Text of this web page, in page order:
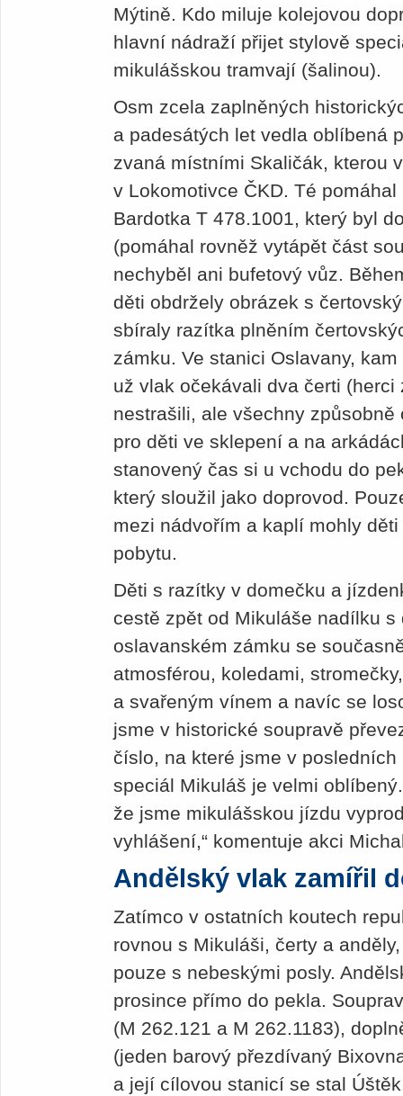
Mýtině. Kdo miluje kolejovou
hlavní nádraží přijet stylově
mikulášskou tramvají (šalinou).
Osm zcela zaplněných
a padesátých let vedla oblíbená
zvaná místními Skaličák, kterou
v Lokomotivce ČKD. Té
Bardotka T 478.1001, který byl
(pomáhal rovněž vytápět část
nechyběl ani bufetový vůz.
děti obdržely obrázek s
sbíraly razítka plněním
zámku. Ve stanici Oslavany,
už vlak očekávali dva čerti
nestrašili, ale všechny
pro děti ve sklepení a na
stanovený čas si u vchodu do
který sloužil jako doprovod.
mezi nádvořím a kaplí mohly
pobytu.
Děti s razítky v domečku a
cestě zpět od Mikuláše nadílku
oslavanském zámku se
atmosférou, koledami,
a svařeným vínem a navíc se
jsme v historické soupravě
číslo, na které jsme v
speciál Mikuláš je velmi
že jsme mikulášskou jízdu
vyhlášení,“ komentuje akci
Andělský vlak zamířil
Zatímco v ostatních koutech
rovnou s Mikuláši, čerty a
pouze s nebeskými posly.
prosince přímo do pekla.
(M 262.121 a M 262.1183),
(jeden barový přezdívaný
a její cílovou stanicí se stal